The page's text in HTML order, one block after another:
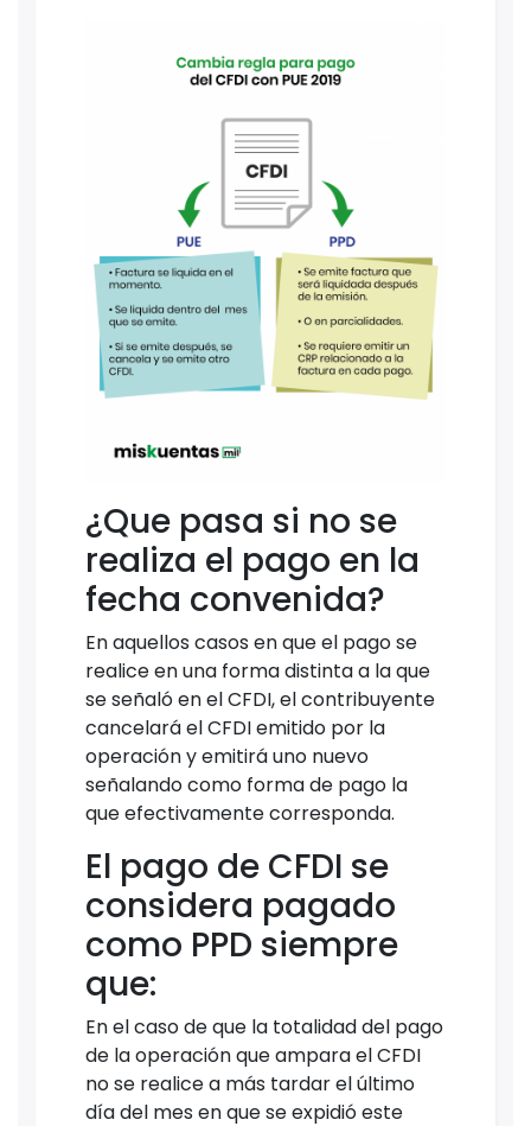
¿Que pasa si no se
realiza el pago en la
fecha convenida?
En aquellos casos en que el pago se
realice en una forma distinta a la que
se señaló en el CFDI, el contribuyente
cancelará el CFDI emitido por la
operación y emitirá uno nuevo
señalando como forma de pago la
que efectivamente corresponda.
El pago de CFDI se
considera pagado
como PPD siempre
que:
En el caso de que la totalidad del pago
de la operación que ampara el CFDI
no se realice a más tardar el último
día del mes en que se expidió este